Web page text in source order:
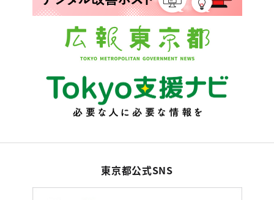
東京都公式SNS